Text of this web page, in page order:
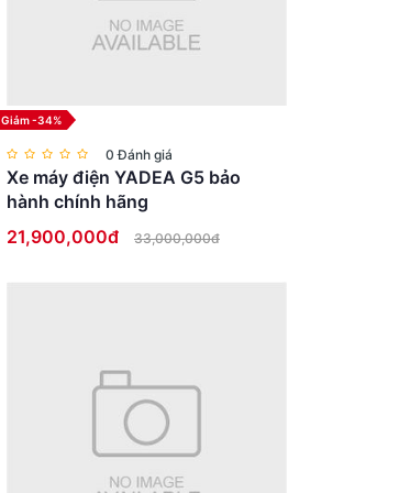
Giảm -34%
0 Đánh giá
Xe máy điện YADEA G5 bảo
hành chính hãng
21,900,000đ
33,000,000đ